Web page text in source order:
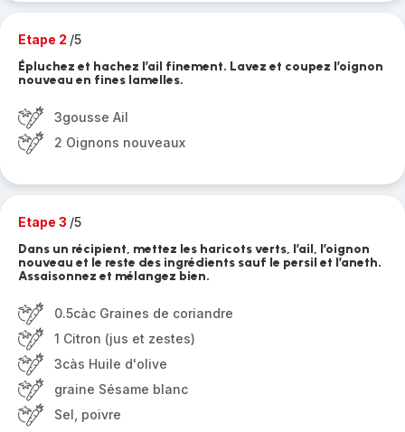
Etape 2 /5
Épluchez et hachez l’ail finement. Lavez et coupez l’oignon
nouveau en fines lamelles.
3gousse Ail
2 Oignons nouveaux
Etape 3 /5
Dans un récipient, mettez les haricots verts, l’ail, l’oignon
nouveau et le reste des ingrédients sauf le persil et l’aneth.
Assaisonnez et mélangez bien.
0.5càc Graines de coriandre
1 Citron (jus et zestes)
3càs Huile d'olive
graine Sésame blanc
Sel, poivre